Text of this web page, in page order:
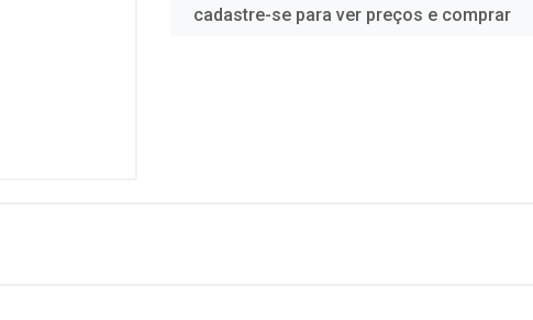
cadastre-se para ver preços e comprar